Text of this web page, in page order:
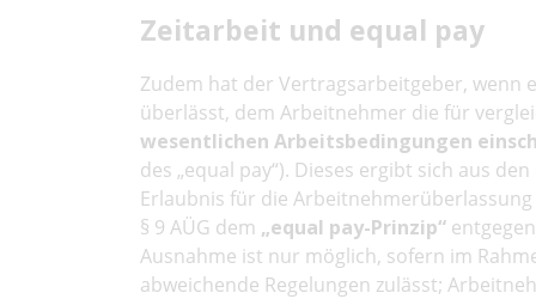
Zeitarbeit und equal pay
Zudem hat der Vertragsarbeitgeber,
überlässt, dem Arbeitnehmer die für
wesentlichen Arbeitsbedingungen
des „equal pay“). Dieses ergibt sich aus
Erlaubnis für die
§ 9 AÜG dem „equal pay-Prinzip“
Ausnahme ist nur möglich, sofern im
abweichende Regelungen zulässt;